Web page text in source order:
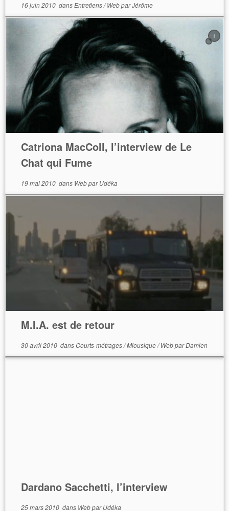
16 juin 2010dansEntretiens/WebparJérôme
1
Catriona MacColl, l’interview de Le
Chat qui Fume
19 mai 2010dans WebparUdéka
M.I.A. est de retour
30 avril 2010dansCourts-métrages/Miousique/WebparDamien
Dardano Sacchetti, l’interview
25 mars 2010dans WebparUdéka